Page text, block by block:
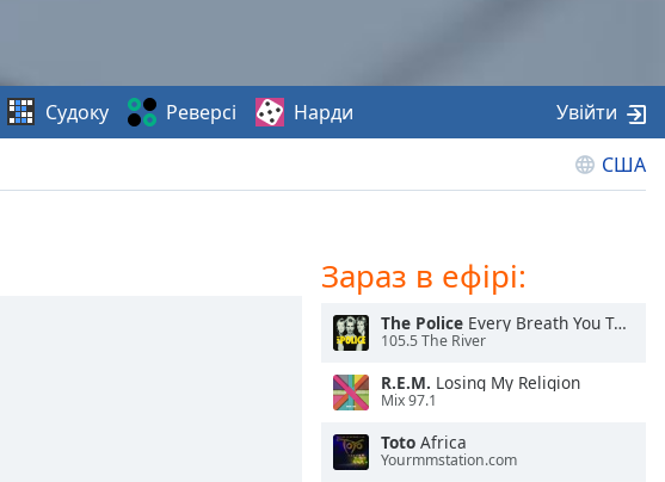
США
Судоку Реверсі Нарди Увійти
Зараз в ефірі:
The Police Every Breath You Take
105.5 The River
R.E.M. Losing My Religion
Mix 97.1
Toto Africa
Yourmmstation.com